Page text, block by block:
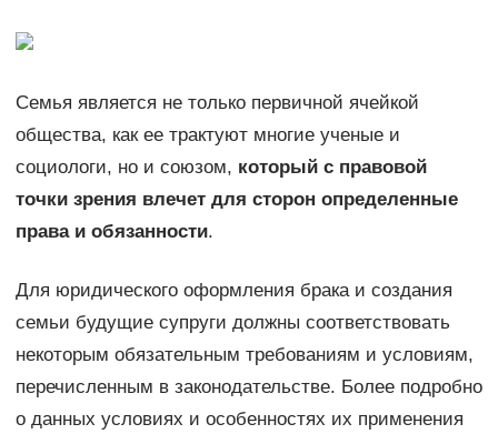
Семья является не только первичной ячейкой
общества, как ее трактуют многие ученые и
социологи, но и союзом, который с правовой
точки зрения влечет для сторон определенные
права и обязанности.
Для юридического оформления брака и создания
семьи будущие супруги должны соответствовать
некоторым обязательным требованиям и условиям,
перечисленным в законодательстве. Более подробно
о данных условиях и особенностях их применения